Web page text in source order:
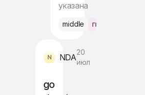
указана
middle гибрид Москва
NDA
20
июл
go